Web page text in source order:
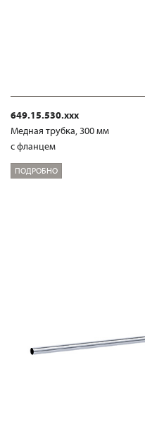
649.15.530.xxx
Медная трубка, 300 мм
с фланцем
ПОДРОБНО